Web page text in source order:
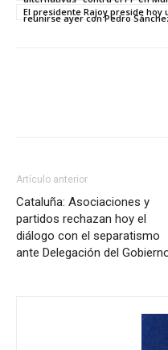
El presidente Rajoy preside hoy
reunirse ayer con Pedro
Artículo anterior
Cataluña: Asociaciones y
partidos rechazan hoy el
diálogo con el separatismo
ante Delegación del